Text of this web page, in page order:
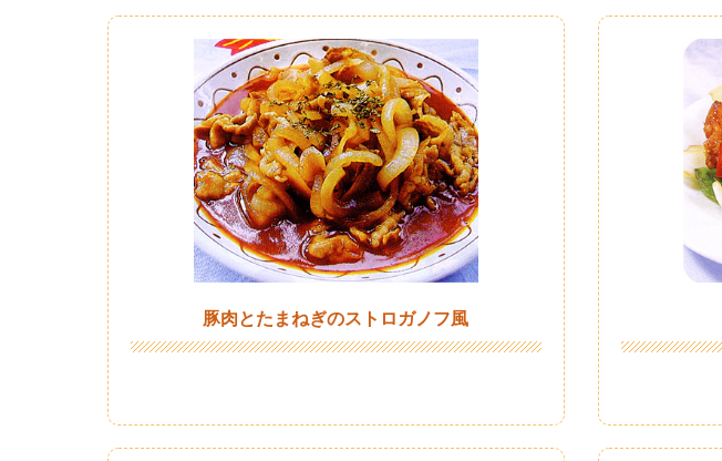
豚肉とたまねぎのストロガノフ風